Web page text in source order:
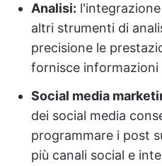
Analisi:
altri strumenti di
precisione le
fornisce informazioni
Social media
dei social media
programmare i post
più canali social e